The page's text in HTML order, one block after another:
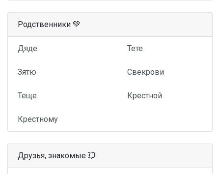
Родственники 💚
Дяде Тете
Зятю Свекрови
Теще Крестной
Крестному
Друзья, знакомые 💥